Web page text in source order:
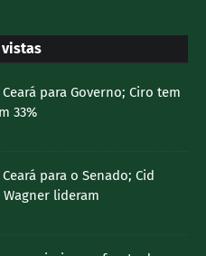
para Governo; Ciro tem
33%
para o Senado; Cid
Wagner lideram